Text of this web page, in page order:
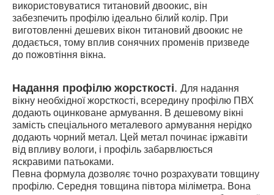
використовуватися титановий двоокис, він
забезпечить профілю ідеально білий колір. При
виготовленні дешевих вікон титановий двоокис не
додається, тому вплив сонячних променів призведе
до пожовтіння вікна.
Надання профілю жорсткості. Для надання
вікну необхідної жорсткості, всередину профілю ПВХ
додають оцинковане армування. В дешевому вікні
замість спеціального металевого армування нерідко
додають чорний метал. Цей метал починає іржавіти
від впливу вологи, і профіль забарвлюється
яскравими патьоками.
Певна формула дозволяє точно розрахувати товщину
профілю. Середня товщина півтора міліметра. Вона